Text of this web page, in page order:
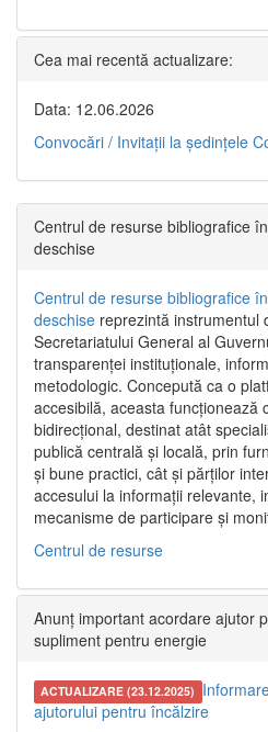
Cea mai recentă actualizare:
Data: 12.06.2026
Convocări / Invitaţii la şedinţele
Centrul de resurse bibliografice
deschise
Centrul de resurse bibliografice
deschise reprezintă instrumentul
Secretariatului General al
transparenței instituționale,
metodologic. Concepută ca o
accesibilă, aceasta funcționează
bidirecțional, destinat atât
publică centrală și locală, prin
și bune practici, cât și părților
accesului la informații relevante,
mecanisme de participare și
Centrul de resurse
Anunț important acordare ajutor
supliment pentru energie
ACTUALIZARE (23.12.2025)
ajutorului pentru încălzire